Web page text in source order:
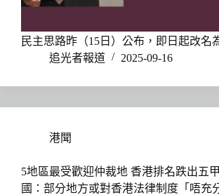
民主思路昨（15日）公布，即日起改名
追光者報道
2025-09-16
港聞
5地區最受歡迎仲裁地 香港排名跌出五
國：部分地方或對香港法律制度「唔充